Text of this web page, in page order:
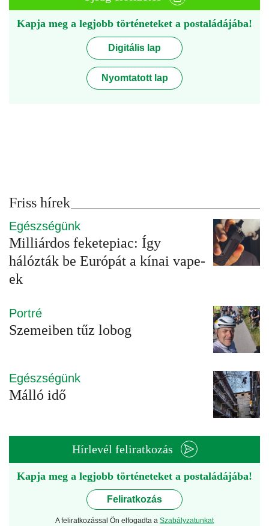
Kapja meg a legjobb történeteket a postaládájába!
Digitális lap
Nyomtatott lap
Friss hírek
Egészségünk
Milliárdos feketepiac: Így
hálózták be Európát a kínai vape-
ek
Portré
Szemeiben tűz lobog
Egészségünk
Málló idő
Hírlevél feliratkozás
Kapja meg a legjobb történeteket a postaládájába!
Feliratkozás
A feliratkozással Ön elfogadta a Szabályzatunkat